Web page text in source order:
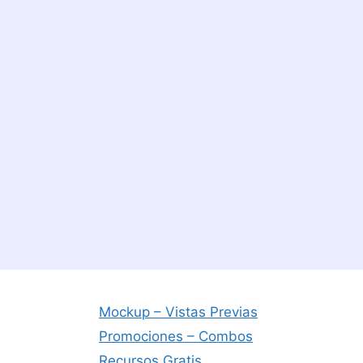
Mockup – Vistas Previas
Promociones – Combos